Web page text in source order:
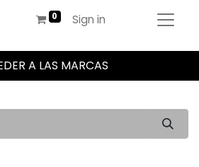
Sign in
A LAS MARCAS